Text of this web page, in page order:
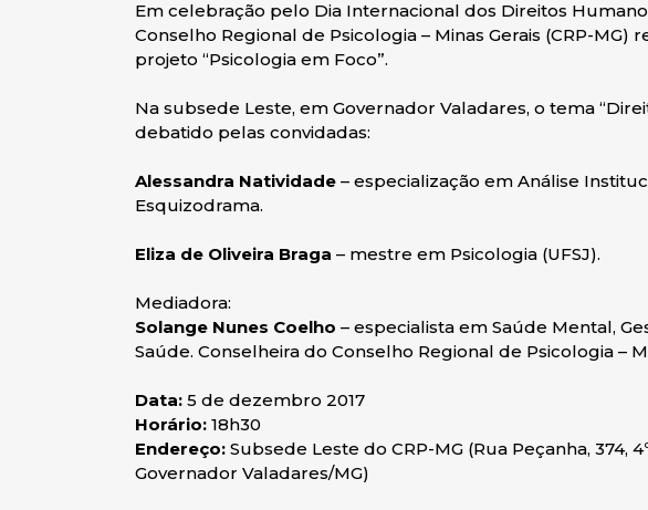
Em celebração pelo Dia Internacional dos Direitos
Conselho Regional de Psicologia – Minas Gerais (CRP-MG)
projeto “Psicologia em Foco”.
Na subsede Leste, em Governador Valadares, o tema
debatido pelas convidadas:
Alessandra Natividade – especialização em Análise
Esquizodrama.
Eliza de Oliveira Braga – mestre em Psicologia (UFSJ).
Mediadora:
Solange Nunes Coelho – especialista em Saúde Mental,
Saúde. Conselheira do Conselho Regional de Psicologia –
Data: 5 de dezembro 2017
Horário: 18h30
Endereço: Subsede Leste do CRP-MG (Rua Peçanha, 374,
Governador Valadares/MG)